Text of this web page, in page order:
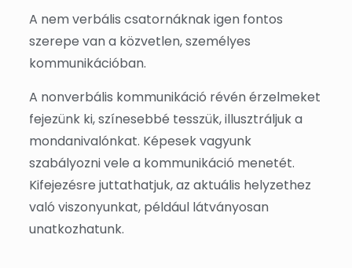
A nem verbális csatornáknak igen fontos
szerepe van a közvetlen, személyes
kommunikációban.
A nonverbális kommunikáció révén érzelmeket
fejezünk ki, színesebbé tesszük, illusztráljuk a
mondanivalónkat. Képesek vagyunk
szabályozni vele a kommunikáció menetét.
Kifejezésre juttathatjuk, az aktuális helyzethez
való viszonyunkat, például látványosan
unatkozhatunk.